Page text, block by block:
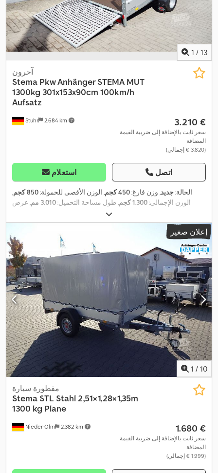
1 / 13
Stuhr 2.684 km
آحرون
Stema Pkw Anhänger STEMA MUT
1300kg 301x153x90cm 100km/h
Aufsatz
‏3.210 €
سعر ثابت بالإضافة إلى ضريبة القيمة
المضافة
(‏3.820 € إجمالي)
استعلام اتصل
الحالة:جديد, وزن فارغ:450 كجم , الوزن الأقصى للحمولة:850 كجم
,
الوزن الإجمالي:1.300 كجم , طول مساحة التحميل:3.010 مم
, عرض
, ارتفاع مساحة التحميل:
الإطار:195/55r10c,
إعلان صغير
1 / 10
Nieder-Olm 2.382 km
مقطورة سيارة
Stema STL Stahl 2,51×1,28×1,35m
1300 kg Plane
‏1.680 €
سعر ثابت بالإضافة إلى ضريبة القيمة
المضافة
(‏1.999 € إجمالي)